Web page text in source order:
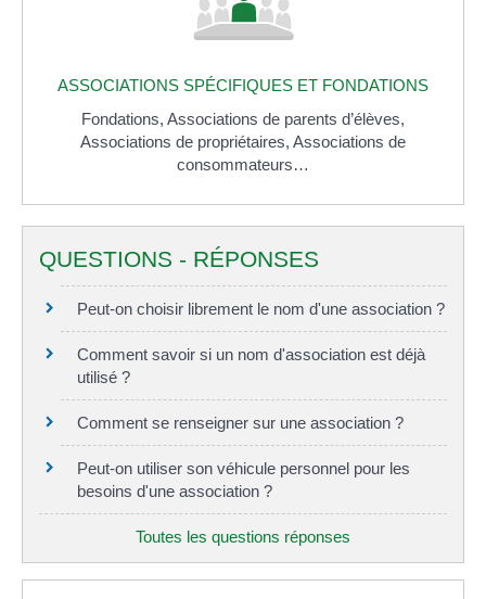
ASSOCIATIONS SPÉCIFIQUES ET FONDATIONS
Fondations, Associations de parents d’élèves,
Associations de propriétaires, Associations de
consommateurs…
QUESTIONS - RÉPONSES
Peut-on choisir librement le nom d'une association ?
Comment savoir si un nom d'association est déjà
utilisé ?
Comment se renseigner sur une association ?
Peut-on utiliser son véhicule personnel pour les
besoins d'une association ?
Toutes les questions réponses